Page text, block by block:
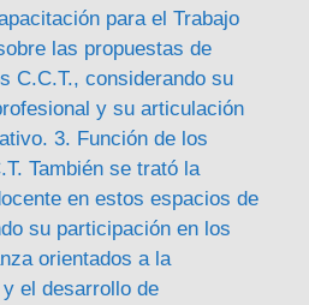
para el Trabajo
las propuestas de
C.C.T., considerando su
y su articulación
3. Función de los
También se trató la
en estos espacios de
su participación en los
orientados a la
el desarrollo de